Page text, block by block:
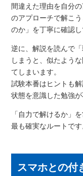
間違えた理由を自分
のアプローチで解こ
のか」を丁寧に確認し
逆に、解説を読んで
しまうと、似たよう
てしまいます。
試験本番はヒントも
状態を意識した勉強が
「自力で解けるか」
最も確実なルートです
スマホとの付